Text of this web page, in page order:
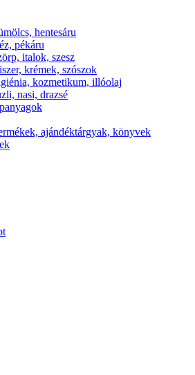
hentesáru
pékáru
italok, szesz
krémek, szószok
kozmetikum, illóolaj
nasi, drazsé
ajándéktárgyak, könyvek